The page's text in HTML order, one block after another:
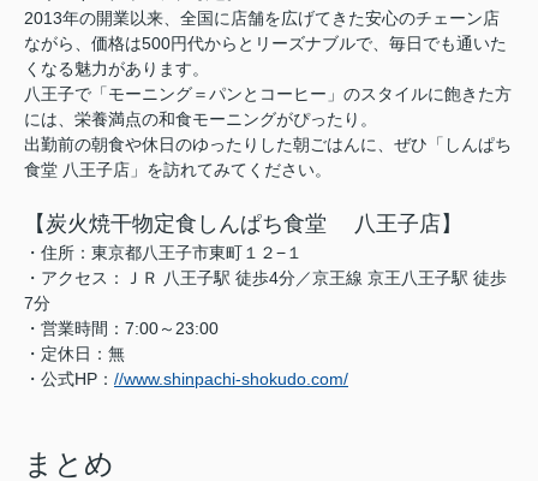
2013年の開業以来、全国に店舗を広げてきた安心のチェーン店
ながら、価格は500円代からとリーズナブルで、毎日でも通いた
くなる魅力があります。
八王子で「モーニング＝パンとコーヒー」のスタイルに飽きた方
には、栄養満点の和食モーニングがぴったり。
出勤前の朝食や休日のゆったりした朝ごはんに、ぜひ「しんぱち
食堂 八王子店」を訪れてみてください。
【炭火焼干物定食しんぱち食堂 八王子店】
・住所：東京都八王子市東町１２−１
・アクセス：ＪＲ 八王子駅 徒歩4分／京王線 京王八王子駅 徒歩
7分
・営業時間：7:00～23:00
・定休日：無
・公式HP： //www.shinpachi-shokudo.com/
まとめ